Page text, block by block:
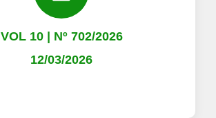
VOL 10 | Nº 702/2026
12/03/2026